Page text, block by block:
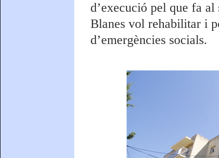
d’execució pel que fa
Blanes vol rehabilitar i
d’emergències socials.